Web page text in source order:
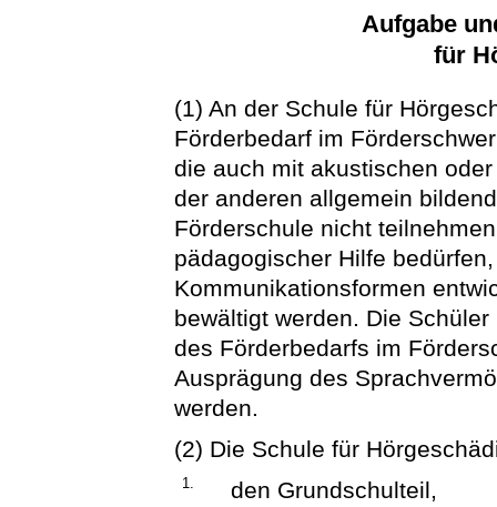
Aufgabe
für
(1) An der Schule für
Förderbedarf im
die auch mit akustischen
der anderen allgemein
Förderschule nicht
pädagogischer Hilfe
Kommunikationsformen
bewältigt werden. Die
des Förderbedarfs im
Ausprägung des
werden.
(2) Die Schule für
1. den Grundschulteil,